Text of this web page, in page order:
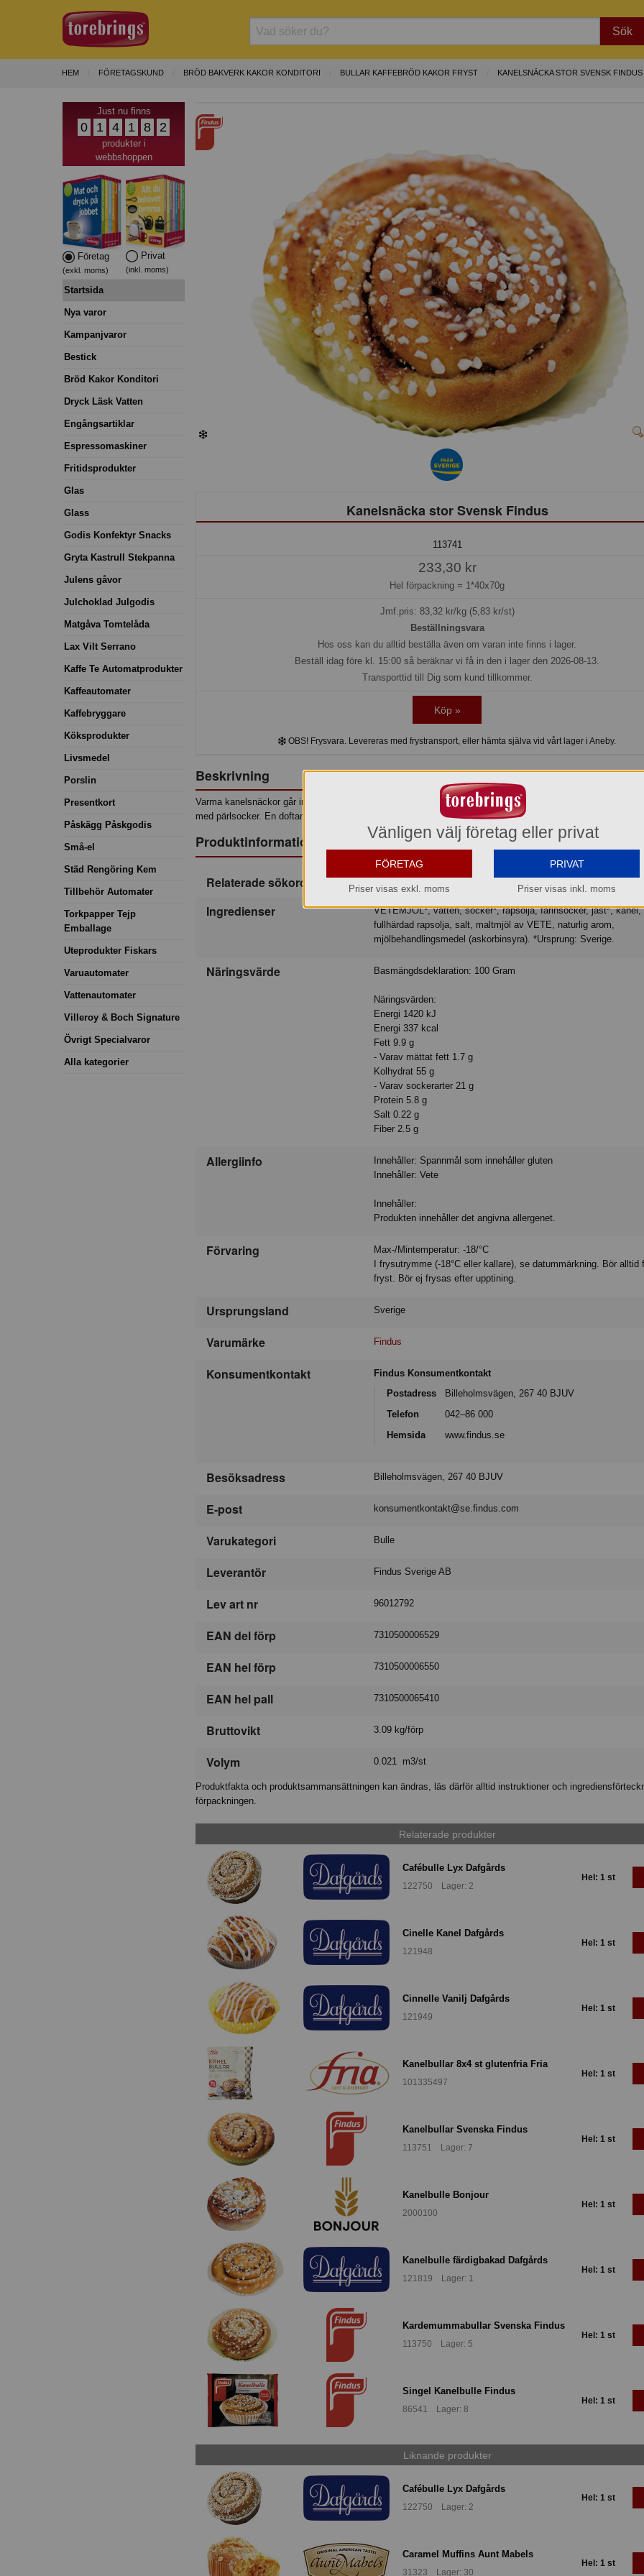
Sök
HEM FÖRETAGSKUND BRÖD BAKVERK KAKOR KONDITORI BULLAR KAFFEBRÖD KAKOR FRYST KANELSNÄCKA STOR SVENSK FINDUS
Just nu finns
0 1 4 1 8 2
produkter i
webbshoppen
Företag
(exkl. moms)
Privat
(inkl. moms)
Startsida
Nya varor
Kampanjvaror
Bestick
Bröd Kakor Konditori
Dryck Läsk Vatten
Engångsartiklar
Espressomaskiner
Fritidsprodukter
Glas
Glass
Godis Konfektyr Snacks
Gryta Kastrull Stekpanna
Julens gåvor
Julchoklad Julgodis
Matgåva Tomtelåda
Lax Vilt Serrano
Kaffe Te Automatprodukter
Kaffeautomater
Kaffebryggare
Köksprodukter
Livsmedel
Porslin
Presentkort
Påskägg Påskgodis
Små-el
Städ Rengöring Kem
Tillbehör Automater
Torkpapper Tejp
Emballage
Uteprodukter Fiskars
Varuautomater
Vattenautomater
Villeroy & Boch Signature
Övrigt Specialvaror
Alla kategorier
Kanelsnäcka stor Svensk Findus
113741
233,30 kr
Hel förpackning = 1*40x70g
Jmf.pris: 83,32kr/kg (5,83 kr/st)
Beställningsvara
Hos oss kan du alltid beställa även om varan inte finns i lager.
Beställ idag före kl. 15:00 så beräknar vi få in den i lager den 2026-08-13.
Transporttid till Dig som kund tillkommer.
Köp »
OBS! Frysvara. Levereras med frystransport, eller hämta själva vid vårt lager i Aneby.
Beskrivning
Varma kanelsnäckor går inte av för hackor. De har ett riktigt stort och generöst format, med härlig
med pärlsocker. En doftande snäcka direkt från ugnen och leendet är ett faktum.
Produktinformation
Relaterade sökord
Ingredienser
VETEMJÖL*, vatten, socker*, rapsolja, farinsocker, jäst*, kanel, kokosolja,
fullhärdad rapsolja, salt, maltmjöl av VETE, naturlig arom,
mjölbehandlingsmedel (askorbinsyra). *Ursprung: Sverige.
Näringsvärde Basmängdsdeklaration: 100 Gram
Näringsvärden:
Energi 1420 kJ
Energi 337 kcal
Fett 9.9 g
- Varav mättat fett 1.7 g
Kolhydrat 55 g
- Varav sockerarter 21 g
Protein 5.8 g
Salt 0.22 g
Fiber 2.5 g
Allergiinfo
Innehåller: Spannmål som innehåller gluten
Innehåller: Vete
Innehåller:
Produkten innehåller det angivna allergenet.
Förvaring
Max-/Mintemperatur: -18/°C
I frysutrymme (-18°C eller kallare), se datummärkning. Bör alltid
fryst. Bör ej frysas efter upptining.
Ursprungsland Sverige
Varumärke Findus
Konsumentkontakt
Findus Konsumentkontakt
Postadress
Billeholmsvägen, 267 40 BJUV
Telefon
042–86 000
Hemsida
www.findus.se
Besöksadress Billeholmsvägen, 267 40 BJUV
E-post konsumentkontakt@se.findus.com
Varukategori Bulle
Leverantör Findus Sverige AB
Lev art nr 96012792
EAN del förp 7310500006529
EAN hel förp 7310500006550
EAN hel pall 7310500065410
Bruttovikt 3.09 kg/förp
Volym 0.021 m3/st
Produktfakta och produktsammansättningen kan ändras, läs därför alltid instruktioner och
förpackningen.
Relaterade produkter
Cafébulle Lyx Dafgårds
122750 Lager: 2
Hel: 1 st
Cinelle Kanel Dafgårds
121948
Hel: 1 st
Cinnelle Vanilj Dafgårds
121949
Hel: 1 st
Kanelbullar 8x4 st glutenfria Fria
101335497
Hel: 1 st
Kanelbullar Svenska Findus
113751 Lager: 7
Hel: 1 st
Kanelbulle Bonjour
2000100
Hel: 1 st
Kanelbulle färdigbakad Dafgårds
121819 Lager: 1
Hel: 1 st
Kardemummabullar Svenska Findus
113750 Lager: 5
Hel: 1 st
Singel Kanelbulle Findus
86541 Lager: 8
Hel: 1 st
Liknande produkter
Cafébulle Lyx Dafgårds
122750 Lager: 2
Hel: 1 st
Caramel Muffins Aunt Mabels
31323 Lager: 30
Hel: 1 st
Vänligen välj företag eller privat
FÖRETAG
Priser visas exkl. moms
PRIVAT
Priser visas inkl. moms